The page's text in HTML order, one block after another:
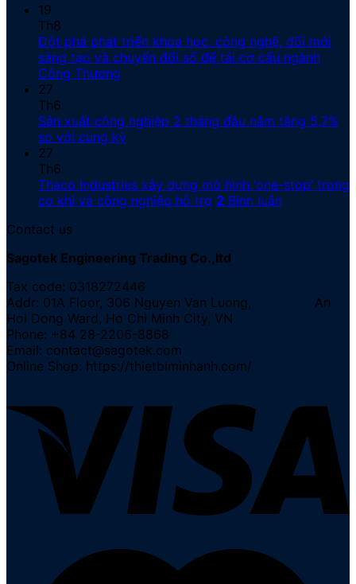
19
Th8
Đột phá phát triển khoa học, công nghệ, đổi mới
sáng tạo và chuyển đổi số để tái cơ cấu ngành
Công Thương
27
Th6
Sản xuất công nghiệp 2 tháng đầu năm tăng 5,7%
so với cùng kỳ
27
Th6
Thaco Industries xây dựng mô hình ‘one-stop’ trong
cơ khí và công nghiệp hỗ trợ 2 Bình luận
Contact us
Sagotek Engineering Trading Co.,ltd
Tax code: 0318272446
Addr: 01A Floor, 306 Nguyen Van Luong, An
Hoi Dong Ward, Ho Chi Minh City, VN
Phone: +84 28-2206-8868
Email: contact@sagotek.com
Online Shop: https://thietbiminhanh.com/